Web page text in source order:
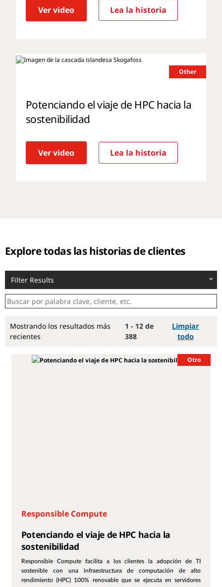
Ver video Lea la historia
Other
Potenciando el viaje de HPC hacia la
sostenibilidad
Ver video Lea la historia
Explore todas las historias de clientes
Filter Results
Mostrando los resultados más
recientes
1 - 12 de
388
Limpiar
todo
Otro
Responsible Compute
Potenciando el viaje de HPC hacia la
sostenibilidad
Responsible Compute facilita a los clientes la adopción de TI
sostenible con una infraestructura de computación de alto
rendimiento (HPC) 100% renovable que se ejecuta en servidores